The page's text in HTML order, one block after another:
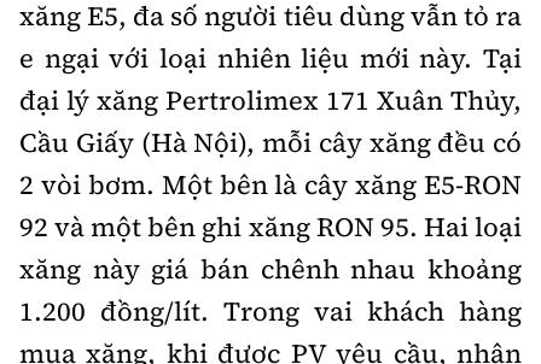
xăng E5, đa số người tiêu dùng vẫn tỏ ra
e ngại với loại nhiên liệu mới này. Tại
đại lý xăng Pertrolimex 171 Xuân Thủy,
Cầu Giấy (Hà Nội), mỗi cây xăng đều có
2 vòi bơm. Một bên là cây xăng E5-RON
92 và một bên ghi xăng RON 95. Hai loại
xăng này giá bán chênh nhau khoảng
1.200 đồng/lít. Trong vai khách hàng
mua xăng, khi được PV yêu cầu, nhân